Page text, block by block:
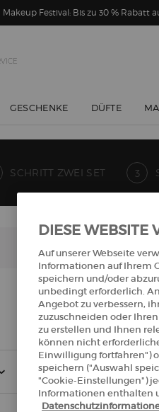
Makeup Festival: Bis zu 30 % Rabatt
GESCHENKE DÜFTE
SCHRITT ZWEI SET
Choose 5
DIESE WEBSITE
Auf unserer Webseite
Informationen auf Ihrem
speichern und/oder
unbedingt erforderlich.
Angebot zu verbessern,
zuzuschneiden oder
zu erstellen und Ihnen
können nicht
Einwilligung fortfahren")
speichern ("Auswahl
"Cookie-Einstellungen")
Informationen enthalten